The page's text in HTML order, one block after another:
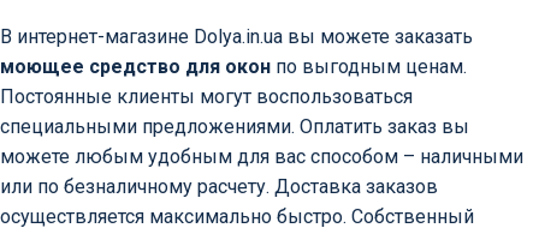
В интернет-магазине Dolya.in.ua вы можете заказать
моющее средство для окон по выгодным ценам.
Постоянные клиенты могут воспользоваться
специальными предложениями. Оплатить заказ вы
можете любым удобным для вас способом – наличными
или по безналичному расчету. Доставка заказов
осуществляется максимально быстро. Собственный